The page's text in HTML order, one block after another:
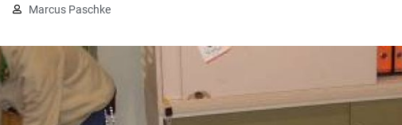
Marcus Paschke